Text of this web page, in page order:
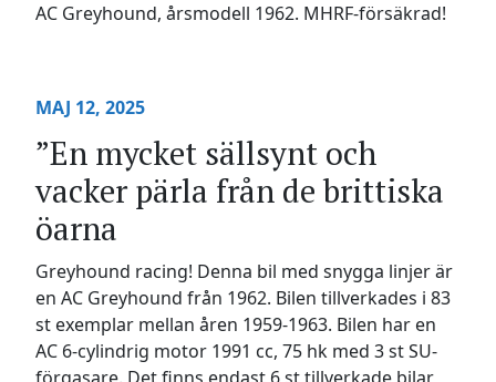
AC Greyhound, årsmodell 1962. MHRF-försäkrad!
MAJ 12, 2025
”En mycket sällsynt och
vacker pärla från de brittiska
öarna
Greyhound racing! Denna bil med snygga linjer är
en AC Greyhound från 1962. Bilen tillverkades i 83
st exemplar mellan åren 1959-1963. Bilen har en
AC 6-cylindrig motor 1991 cc, 75 hk med 3 st SU-